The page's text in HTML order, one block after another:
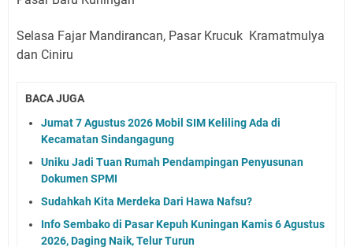
Selasa Fajar Mandirancan, Pasar Krucuk Kramatmulya
dan Ciniru
BACA JUGA
Jumat 7 Agustus 2026 Mobil SIM Keliling Ada di
Kecamatan Sindangagung
Uniku Jadi Tuan Rumah Pendampingan Penyusunan
Dokumen SPMI
Sudahkah Kita Merdeka Dari Hawa Nafsu?
Info Sembako di Pasar Kepuh Kuningan Kamis 6 Agustus
2026, Daging Naik, Telur Turun